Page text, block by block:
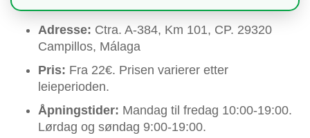
Adresse: Ctra. A-384, Km 101, CP. 29320
Campillos, Málaga
Pris: Fra 22€. Prisen varierer etter
leieperioden.
Åpningstider: Mandag til fredag 10:00-19:00.
Lørdag og søndag 9:00-19:00.